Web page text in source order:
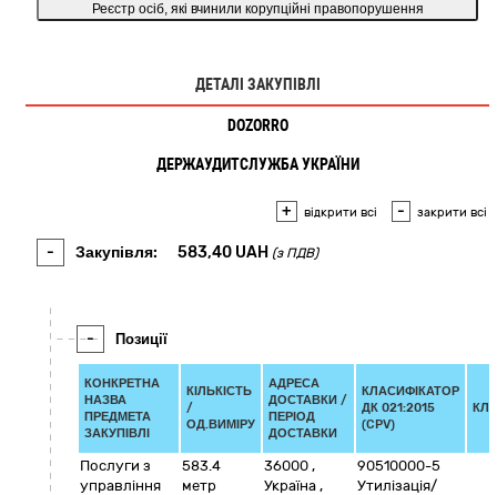
Реєстр осіб, які вчинили корупційні правопорушення
ДЕТАЛІ ЗАКУПІВЛІ
DOZORRO
ДЕРЖАУДИТСЛУЖБА УКРАЇНИ
+ відкрити всі - закрити всі
- Закупівля: 583,40 UAH (з ПДВ)
- Позиції
КОНКРЕТНА
НАЗВА
ПРЕДМЕТА
ЗАКУПІВЛІ
КІЛЬКІСТЬ
/
ОД.ВИМІРУ
АДРЕСА
ДОСТАВКИ /
ПЕРІОД
ДОСТАВКИ
КЛАСИФІКАТОР
ДК 021:2015
(CPV)
Послуги з
управління
583.4
метр
36000 ,
Україна ,
90510000-5
Утилізація/